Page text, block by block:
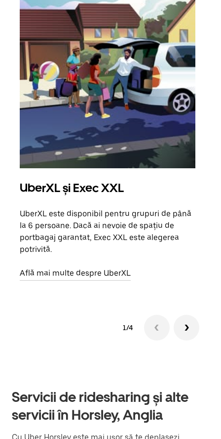
UberXL și Exec XXL
UberXL este disponibil pentru grupuri de până
la 6 persoane. Dacă ai nevoie de spațiu de
portbagaj garantat, Exec XXL este alegerea
potrivită.
Află mai multe despre UberXL
1/4
Servicii de ridesharing și alte
servicii în Horsley, Anglia